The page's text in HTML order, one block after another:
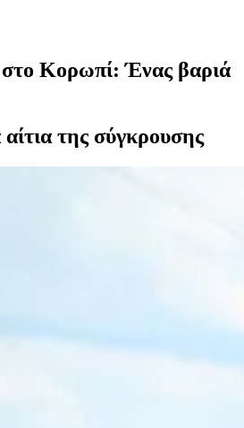
Κορωπί: Ένας βαριά
της σύγκρουσης